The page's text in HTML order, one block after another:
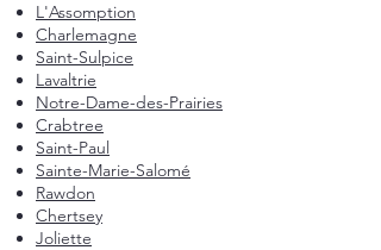
L'Assomption
Charlemagne
Saint-Sulpice
Lavaltrie
Notre-Dame-des-Prairies
Crabtree
Saint-Paul
Sainte-Marie-Salomé
Rawdon
Chertsey
Joliette